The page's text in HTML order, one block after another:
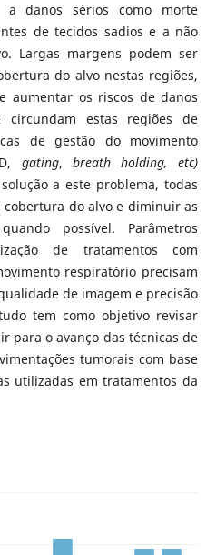
a danos sérios como morte
de tecidos sadios e a não
Largas margens podem ser
do alvo nestas regiões,
aumentar os riscos de danos
estas regiões de
de gestão do movimento
gating, breath holding, etc)
a este problema, todas
do alvo e diminuir as
possível. Parâmetros
de tratamentos com
respiratório precisam
de imagem e precisão
tem como objetivo revisar
para o avanço das técnicas de
tumorais com base
utilizadas em tratamentos da